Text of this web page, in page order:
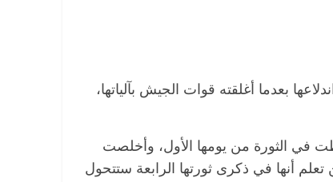
بعدما أغلقته قوات الجيش بآلياتها،
في الثورة من يومها الأول، وأخلصت
تعلم أنها في ذكرى ثورتها الرابعة ستتحول